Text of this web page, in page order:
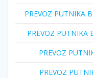
PREVOZ PUTNIKA
PREVOZ PUTNIKA
PREVOZ
PREVOZ